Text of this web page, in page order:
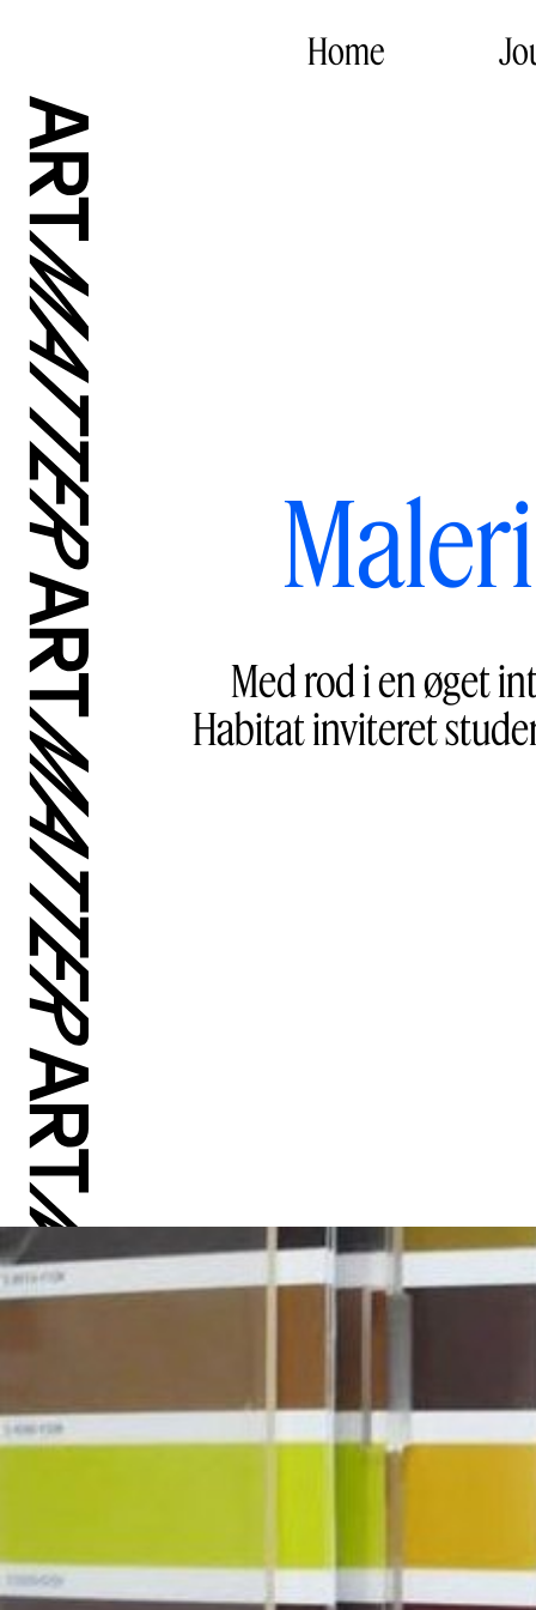
Home
Med rod i en øget
Habitat inviteret